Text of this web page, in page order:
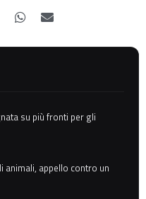
su più fronti per gli
animali, appello contro un